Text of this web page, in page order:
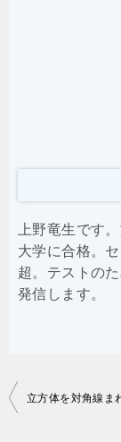
上野竜生です
大学に合格。
超。テストの
発信します。
投